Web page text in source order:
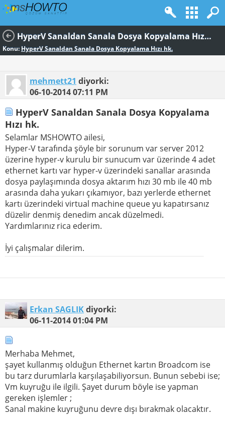
HyperV Sanaldan Sanala Dosya Kopyalama Hızı hk.
Konu: HyperV Sanaldan Sanala Dosya Kopyalama Hızı hk.
mehmett21 diyorki:
06-10-201407:11 PM
HyperV Sanaldan Sanala Dosya Kopyalama
Hızı hk.
Selamlar MSHOWTO ailesi,
Hyper-V tarafında şöyle bir sorunum var server 2012
üzerine hyper-v kurulu bir sunucum var üzerinde 4 adet
ethernet kartı var hyper-v üzerindeki sanallar arasında
dosya paylaşımında dosya aktarım hızı 30 mb ile 40 mb
arasında daha yukarı çıkamıyor, bazı yerlerde ethernet
kartı üzerindeki virtual machine queue yu kapatırsanız
düzelir denmiş denedim ancak düzelmedi.
Yardımlarınız rica ederim.
İyi çalışmalar dilerim.
Erkan SAGLIKdiyorki:
06-11-201401:04 PM
Merhaba Mehmet,
şayet kullanmış olduğun Ethernet kartın Broadcom ise
bu tarz durumlarla karşılaşabiliyorsun. Bunun sebebi ise;
Vm kuyruğu ile ilgili. Şayet durum böyle ise yapman
gereken işlemler ;
Sanal makine kuyruğunu devre dışı bırakmak olacaktır.